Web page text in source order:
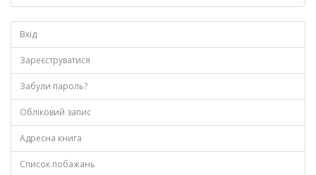
Вхід
Зареєструватися
Забули пароль?
Обліковий запис
Адресна книга
Список побажань